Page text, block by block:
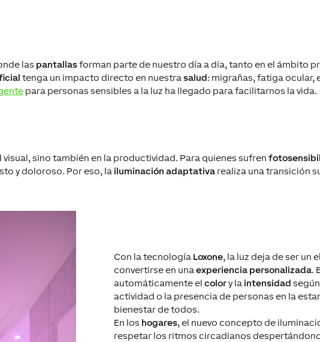
nde las pantallasforman parte de nuestro día a día, tanto en el ámbito
tenga un impacto directo en nuestra salud: migrañas, fatiga ocular,
para personas sensibles a la luz ha llegado para facilitarnos la vida.
visual, sino también en la productividad. Para quienes sufren
y doloroso. Por eso, la iluminación adaptativa realiza una transición s
Con la tecnología Loxone, la luz deja de ser un
convertirse en una experiencia personalizada.
automáticamente el colory la intensidad
actividad o la presencia de personas en la
bienestarde todos.
En los hogares, el nuevo concepto de
respetar los ritmos circadianos despertándo